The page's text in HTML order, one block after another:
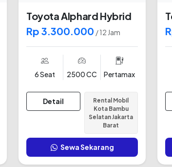
Toyota Alphard Hybrid
Rp 3.300.000 / 12 Jam
6 Seat 2500 CC Pertamax
Detail
Rental Mobil
Kota Bambu
Selatan Jakarta
Barat
Sewa Sekarang